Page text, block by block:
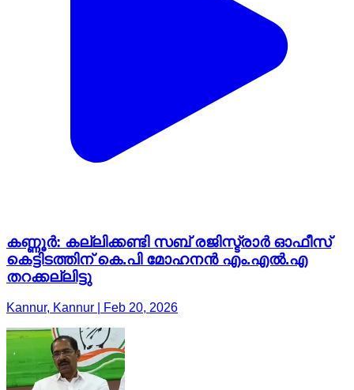
കണ്ണൂർ: കല്ലിക്കണ്ടി സബ് രജിസ്ട്രാര്‍ ഓഫീസ്
കെട്ടിടത്തിന് കെ.പി മോഹനന്‍ എം.എല്‍.എ
തറക്കല്ലിട്ടു
Kannur, Kannur | Feb 20, 2026